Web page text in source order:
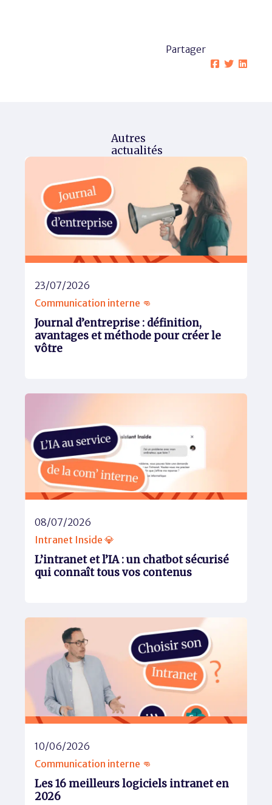
Partager
Autres
actualités
23/07/2026
Communication interne 👊
Journal d’entreprise : définition,
avantages et méthode pour créer le
vôtre
08/07/2026
Intranet Inside 💎
L’intranet et l’IA : un chatbot sécurisé
qui connaît tous vos contenus
10/06/2026
Communication interne 👊
Les 16 meilleurs logiciels intranet en
2026